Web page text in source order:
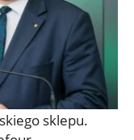
sklepu.